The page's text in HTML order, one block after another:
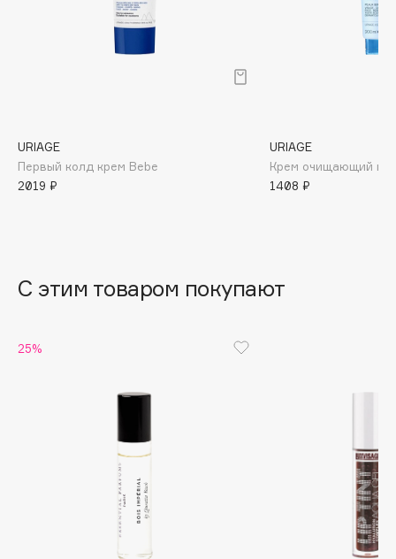
Basicare
Batiste
Biodance
Boadicea The Victorious
URIAGE
Первый колд крем Bebe
2019 ₽
URIAGE
Крем очищающий
1408 ₽
С этим товаром покупают
25%